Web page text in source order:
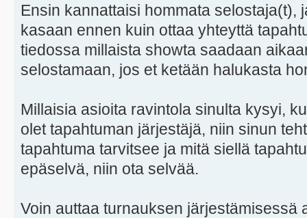
Ensin kannattaisi hommata selostaja(t),
kasaan ennen kuin ottaa yhteyttä
tiedossa millaista showta saadaan
selostamaan, jos et ketään halukasta
Millaisia asioita ravintola sinulta kysyi,
olet tapahtuman järjestäjä, niin sinun
tapahtuma tarvitsee ja mitä siellä
epäselvä, niin ota selvää.
Voin auttaa turnauksen järjestämisessä